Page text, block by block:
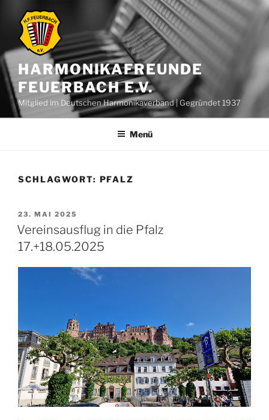
Inhalt
springen
HARMONIKAFREUNDE
FEUERBACH E.V.
Mitglied im Deutschen Harmonikaverband | Gegründet 1937
Menü
SCHLAGWORT: PFALZ
VERÖFFENTLICHT
AM
23. MAI 2025
Vereinsausflug in die Pfalz
17.+18.05.2025